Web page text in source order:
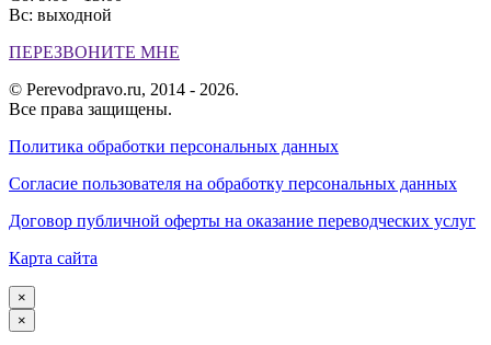
Вс: выходной
ПЕРЕЗВОНИТЕ МНЕ
© Perevodpravo.ru, 2014 - 2026.
Все права защищены.
Политика обработки персональных данных
Согласие пользователя на обработку персональных данных
Договор публичной оферты на оказание переводческих услуг
Карта сайта
×
×